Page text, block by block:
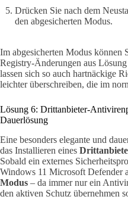
Drücken Sie nach dem
den abgesicherten Modus.
Im abgesicherten Modus können
Registry-Änderungen aus
lassen sich so auch hartnäckige
leichter überschreiben, die im
Lösung 6: Drittanbieter-
Dauerlösung
Eine besonders elegante und
das Installieren eines
Sobald ein externes
Windows 11 Microsoft Defender
Modus – da immer nur ein
den aktiven Schutz übernehmen